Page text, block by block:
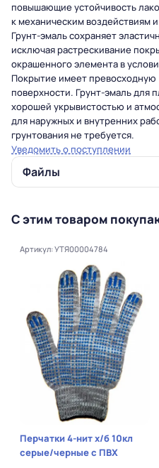
повышающие устойчивость
к механическим воздействиям
Грунт-эмальсохраняет
исключая растрескивание
окрашенного элемента в
Покрытие имеет
поверхности. Грунт-эмальдля
хорошей укрывистостью и
для наружных и внутренних
грунтования не требуется.
Уведомить о поступлении
Файлы
С этим товаром
Артикул: УТЯ00004784
Перчатки 4-нит х/б 10кл
серые/черные с ПВХ